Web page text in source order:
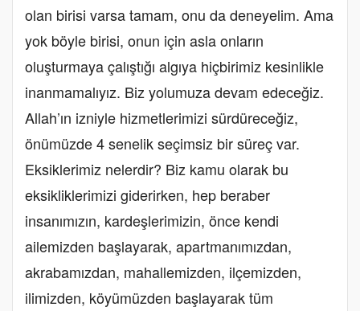
olan birisi varsa tamam, onu da deneyelim. Ama
yok böyle birisi, onun için asla onların
oluşturmaya çalıştığı algıya hiçbirimiz kesinlikle
inanmamalıyız. Biz yolumuza devam edeceğiz.
Allah’ın izniyle hizmetlerimizi sürdüreceğiz,
önümüzde 4 senelik seçimsiz bir süreç var.
Eksiklerimiz nelerdir? Biz kamu olarak bu
eksikliklerimizi giderirken, hep beraber
insanımızın, kardeşlerimizin, önce kendi
ailemizden başlayarak, apartmanımızdan,
akrabamızdan, mahallemizden, ilçemizden,
ilimizden, köyümüzden başlayarak tüm